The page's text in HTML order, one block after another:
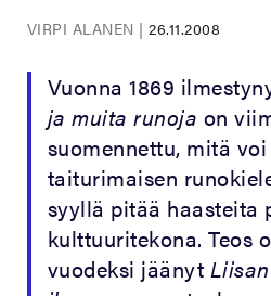
VIRPI ALANEN |26.11.2008
Vuonna 1869
ja muita runoja on
suomennettu, mitä voi
taiturimaisen
syyllä pitää haasteita
kulttuuritekona. Teos
vuodeksi jäänyt